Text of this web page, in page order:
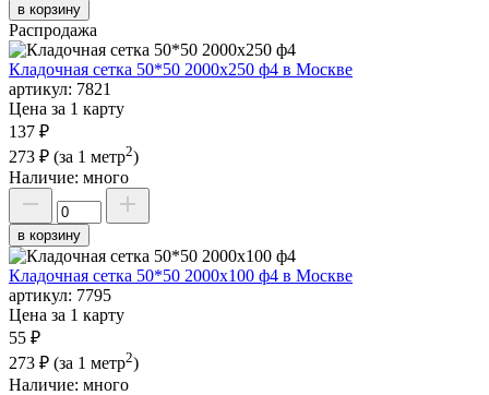
в корзину
Распродажа
Кладочная сетка 50*50 2000х250 ф4 в Москве
артикул: 7821
Цена за 1 карту
137 ₽
273 ₽ (за 1 метр2)
Наличие: много
в корзину
Кладочная сетка 50*50 2000х100 ф4 в Москве
артикул: 7795
Цена за 1 карту
55 ₽
273 ₽ (за 1 метр2)
Наличие: много